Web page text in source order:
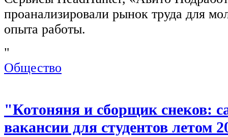
проанализировали рынок труда для
опыта работы.
"
Общество
"Котоняня и сборщик снеков:
вакансии для студентов летом